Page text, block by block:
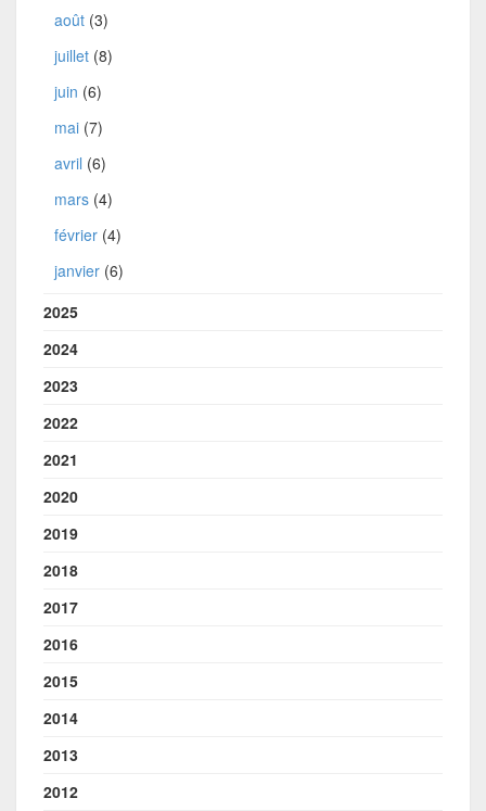
août (3)
juillet (8)
juin (6)
mai (7)
avril (6)
mars (4)
février (4)
janvier (6)
2025
2024
2023
2022
2021
2020
2019
2018
2017
2016
2015
2014
2013
2012